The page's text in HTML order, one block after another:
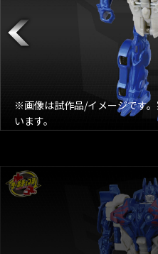
※画像は試作品/イメージです
います。